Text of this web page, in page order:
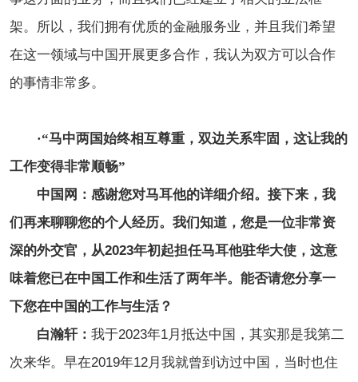
架。所以，我们拥有优质的金融服务业，并且我们希望
在这一领域与中国开展更多合作，我认为双方可以合作
的事情非常多。
·“马中两国始终相互尊重，双边关系牢固，这让我的
工作变得非常顺畅”
中国网：感谢您对马耳他的详细介绍。接下来，我
们再来聊聊您的个人经历。我们知道，您是一位非常资
深的外交官，从2023年初起担任马耳他驻华大使，这意
味着您已在中国工作和生活了两年半。能否请您分享一
下您在中国的工作与生活？
白瀚轩： 我于2023年1月抵达中国，其实那是我第二
次来华。早在2019年12月我就曾到访过中国，当时也住